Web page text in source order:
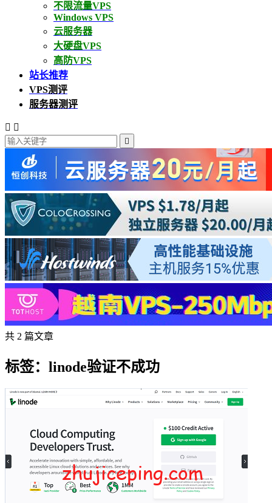
不限流量VPS
Windows VPS
云服务器
大硬盘VPS
高防VPS
站长推荐
VPS测评
服务器测评
 

共 2 篇文章
标签：linode验证不成功